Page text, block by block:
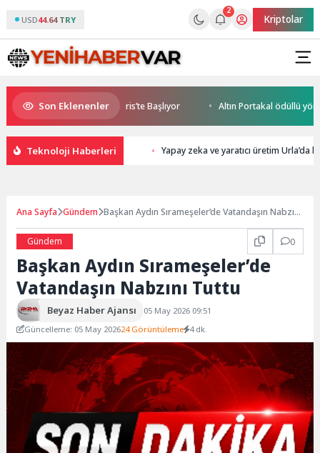
USD44.64 TRY
2
Kriptolar
Son Eklenenler
World Cup Heyecanı Paris’te Başlıyor Altın Portakal ödüllü
Teknoloji Haberleri Yapay zeka ve yaratıcı üretim Urla’da
Ana Sayfa Gündem Başkan Aydın Sırameşeler’de Vatandaşın Nabzını
Gündem
0
Başkan Aydın Sırameşeler’de
Vatandaşın Nabzını Tuttu
Beyaz Haber Ajansı
05 May 2026 09:51
Güncelleme: 05 May 202624 Görüntüleme 4 dk.